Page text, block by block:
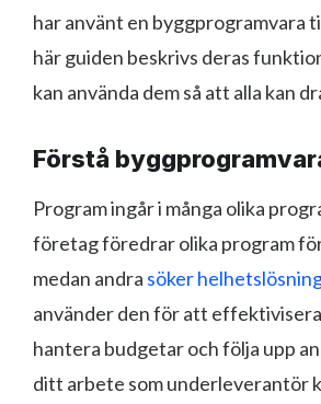
har använt en byggprogramvara
här guiden beskrivs deras
kan använda dem så att alla kan
Förstå
Program ingår i många olika
företag föredrar olika program
medan andra söker
använder den för att
hantera budgetar och följa upp
ditt arbete som underleverantör